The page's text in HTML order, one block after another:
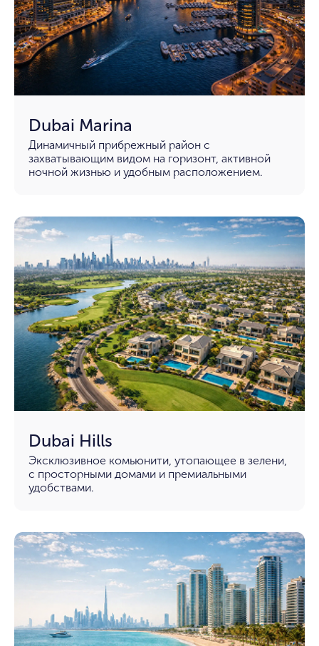
Dubai Marina
Динамичный прибрежный район с
захватывающим видом на горизонт, активной
ночной жизнью и удобным расположением.
Dubai Hills
Эксклюзивное комьюнити, утопающее в зелени,
с просторными домами и премиальными
удобствами.